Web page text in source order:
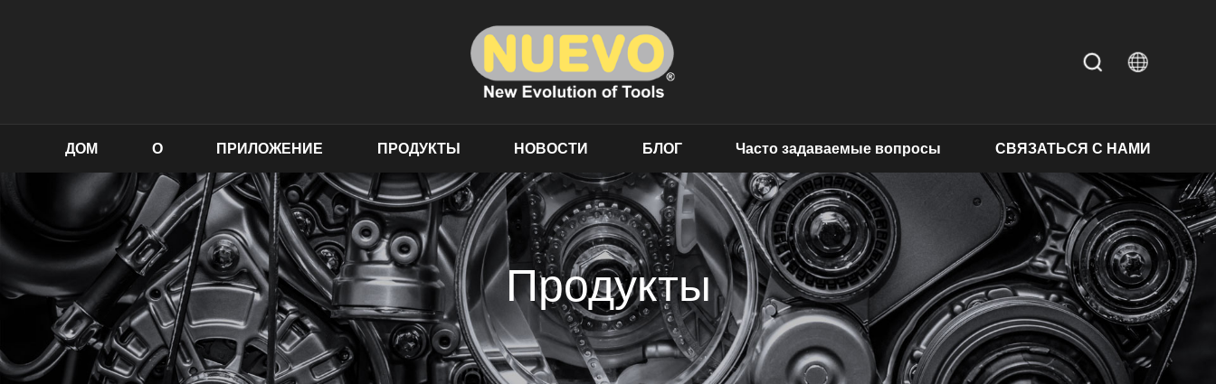
ДОМ О ПРИЛОЖЕНИЕ ПРОДУКТЫ НОВОСТИ БЛОГ Часто задаваемые вопросы СВЯЗАТЬСЯ С НАМИ
Продукты